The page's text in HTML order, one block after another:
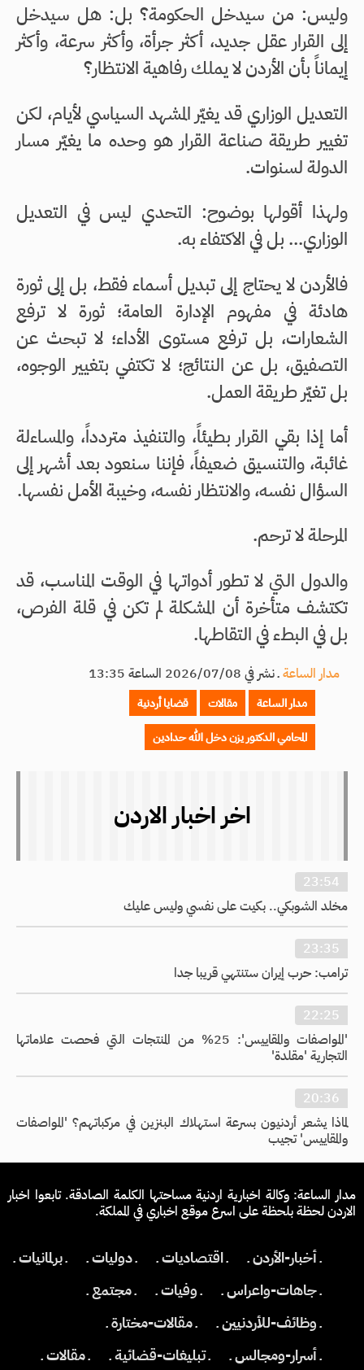
وليس: من سيدخل الحكومة؟ بل: هل سيدخل
إلى القرار عقل جديد، أكثر جرأة، وأكثر سرعة، وأكثر
إيماناً بأن الأردن لا يملك رفاهية الانتظار؟
التعديل الوزاري قد يغيّر المشهد السياسي لأيام، لكن
تغيير طريقة صناعة القرار هو وحده ما يغيّر مسار
الدولة لسنوات.
ولهذا أقولها بوضوح: التحدي ليس في التعديل
الوزاري... بل في الاكتفاء به.
فالأردن لا يحتاج إلى تبديل أسماء فقط، بل إلى ثورة
هادئة في مفهوم الإدارة العامة؛ ثورة لا ترفع
الشعارات، بل ترفع مستوى الأداء؛ لا تبحث عن
التصفيق، بل عن النتائج؛ لا تكتفي بتغيير الوجوه،
بل تغيّر طريقة العمل.
أما إذا بقي القرار بطيئاً، والتنفيذ متردداً، والمساءلة
غائبة، والتنسيق ضعيفاً، فإننا سنعود بعد أشهر إلى
السؤال نفسه، والانتظار نفسه، وخيبة الأمل نفسها.
المرحلة لا ترحم.
والدول التي لا تطور أدواتها في الوقت المناسب، قد
تكتشف متأخرة أن المشكلة لم تكن في قلة الفرص،
بل في البطء في التقاطها.
مدار الساعةـنشر في 2026/07/08 الساعة 13:35
مدار الساعة مقالات
قضايا أردنية
المحامي الدكتور يزن دخل الله حدادين
اخر اخبار الاردن
23:54
مخلد الشوبكي.. بكيت على نفسي وليس عليك
23:35
ترامب: حرب إيران ستنتهي قريبا جدا
22:25
'المواصفات والمقاييس': 25% من المنتجات التي فحصت علاماتها
التجارية 'مقلدة'
20:36
لماذا يشعر أردنيون بسرعة استهلاك البنزين في مركباتهم؟ 'المواصفات
والمقاييس' تجيب
مدار الساعة: وكالة اخبارية اردنية مساحتها الكلمة الصادقة. تابعوا اخبار
الاردن لحظة بلحظة على اسرع موقع اخباري في المملكة.
ـ أخبار-الأردن ـ ـ اقتصاديات ـ ـ دوليات ـ
ـ برلمانيات ـ
ـ جاهات-واعراس ـ
ـ وفيات ـ
ـ مجتمع ـ
ـ وظائف-للأردنيين ـ
ـ مقالات-مختارة ـ
ـ أسرار-ومجالس ـ
ـ تبليغات-قضائية ـ ـ مقالات ـ